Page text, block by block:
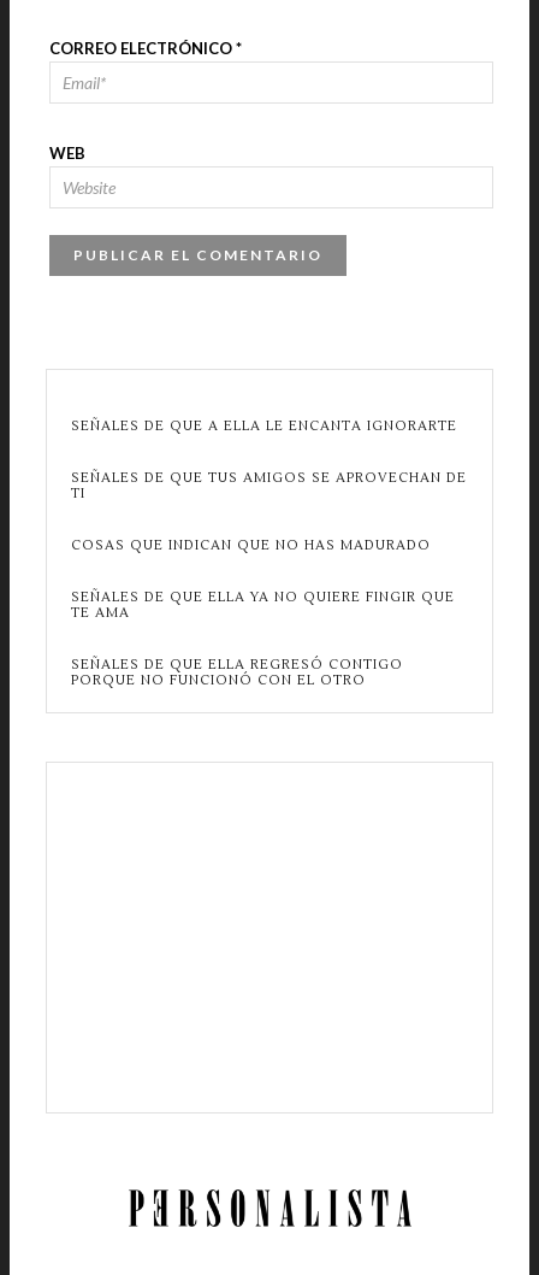
CORREO ELECTRÓNICO*
WEB
SEÑALES DE QUE A ELLA LE ENCANTA IGNORARTE
SEÑALES DE QUE TUS AMIGOS SE APROVECHAN DE
TI
COSAS QUE INDICAN QUE NO HAS MADURADO
SEÑALES DE QUE ELLA YA NO QUIERE FINGIR QUE
TE AMA
SEÑALES DE QUE ELLA REGRESÓ CONTIGO
PORQUE NO FUNCIONÓ CON EL OTRO